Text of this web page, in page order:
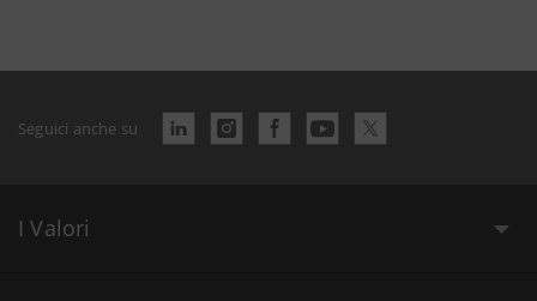
Seguici anche su
I Valori